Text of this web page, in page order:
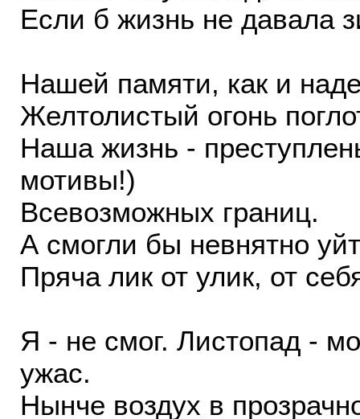
Если б жизнь не давала
Нашей памяти, как и
Желтолистый огонь
Наша жизнь -
мотивы!)
Всевозможных границ.
А смогли бы невнятно
Пряча лик от улик, от
Я - не смог. Листопад -
ужас.
Нынче воздух в